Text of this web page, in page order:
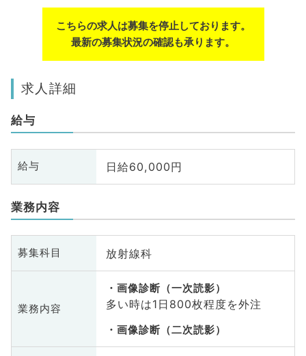
こちらの求人は募集を停止しております。
最新の募集状況の確認も承ります。
求人詳細
給与
給与 日給60,000円
業務内容
募集科目 放射線科
業務内容
画像診断（一次読影）
多い時は1日800枚程度を外注
画像診断（二次読影）